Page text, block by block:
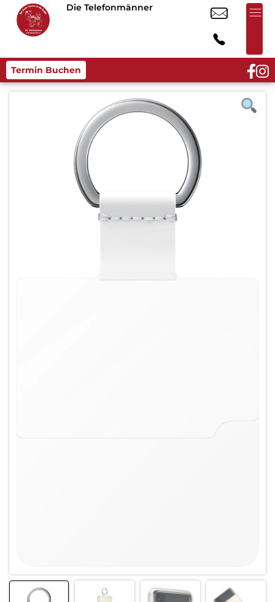
Die Telefonmänner
Termin Buchen